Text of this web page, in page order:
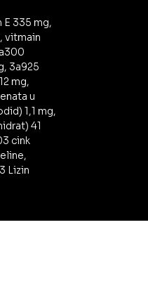
335 mg,
vitmain
3a925
mg,
u
1,1 mg,
41
cink
Lizin